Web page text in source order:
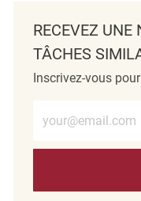
RECEVEZ UNE
TÂCHES
Inscrivez-vous